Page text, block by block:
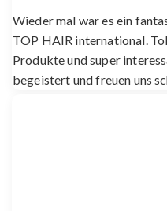
Wieder mal war es ein
TOP HAIR international.
Produkte und super
begeistert und freuen uns